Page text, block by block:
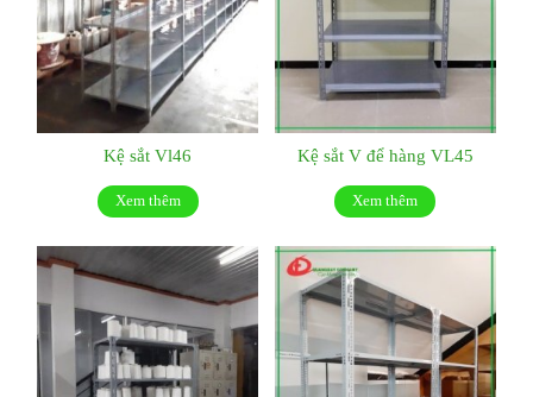
Kệ sắt Vl46
Xem thêm
Kệ sắt V để hàng VL45
Xem thêm